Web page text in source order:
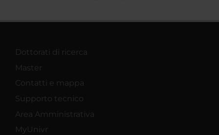
Dottorati di ricerca
Master
Contatti e mappa
Supporto tecnico
Area Amministrativa
MyUnivr